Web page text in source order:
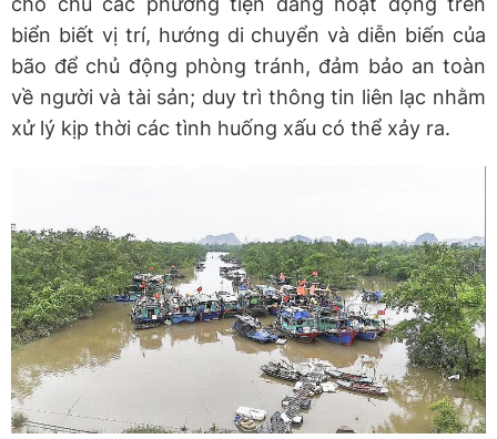
biển biết vị trí, hướng di chuyển và diễn biến của
bão để chủ động phòng tránh, đảm bảo an toàn
về người và tài sản; duy trì thông tin liên lạc nhằm
xử lý kịp thời các tình huống xấu có thể xảy ra.